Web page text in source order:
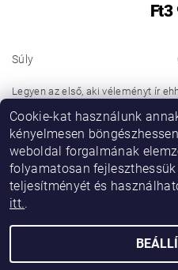
Ft3
Súly
Legyen az első, aki véleményt ír
Hozzászólás
2026 © Vikibaby,
Cookie-kat használunk
kényelmesen
weboldal forgalmának
folyamatosan
teljesítményét és
itt..